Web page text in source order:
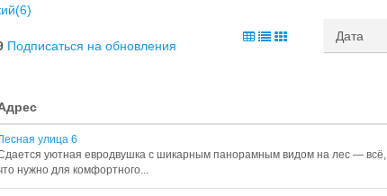
Подписаться на обновления
улица 6
уютная евродвушка с шикарным панорамным видом на лес — всё,
нужно для комфортного...